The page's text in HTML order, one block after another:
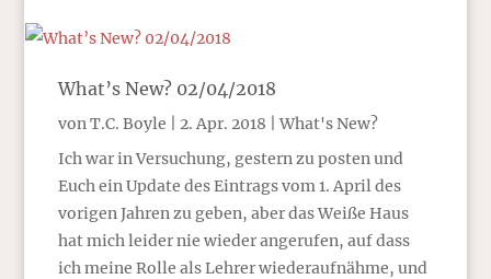
What’s New? 02/04/2018
vonT.C. Boyle 2. Apr. 2018 |What's New?
Ich war in Versuchung, gestern zu posten und
Euch ein Update des Eintrags vom 1. April des
vorigen Jahren zu geben, aber das Weiße Haus
hat mich leider nie wieder angerufen, auf dass
ich meine Rolle als Lehrer wiederaufnähme, und